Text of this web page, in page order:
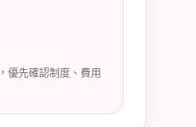
優先確認制度、費用